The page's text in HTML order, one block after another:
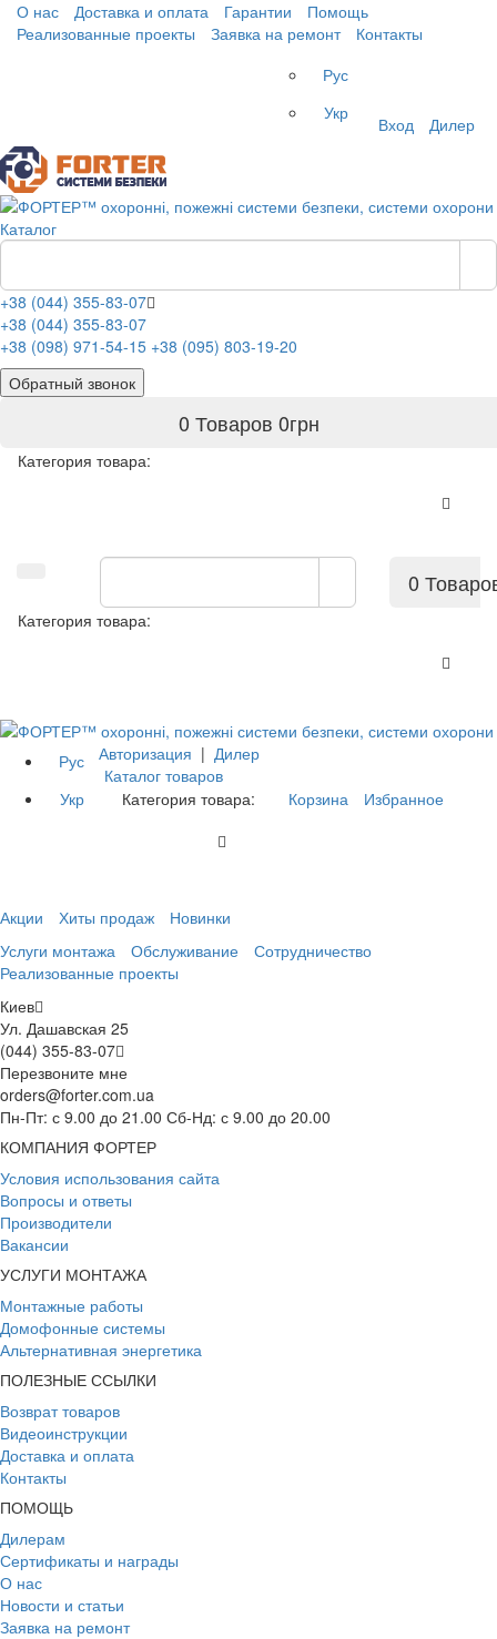
О нас Доставка и оплата Гарантии
Помощь
Реализованные проекты
Заявка на ремонт
Контакты
Рус
Укр
Вход Дилер
Каталог
+38 (044) 355-83-07
+38 (044) 355-83-07
+38 (098) 971-54-15 +38 (095) 803-19-20
Обратный звонок
0 Товаров 0грн
Категория товара:
0
Категория товара:
Рус
Укр
Авторизация | Дилер
Каталог товаров
Категория товара:
Корзина Избранное
Акции Хиты продаж
Новинки
Услуги монтажа
Обслуживание
Сотрудничество
Реализованные проекты
Киев
Ул. Дашавская 25
(044) 355-83-07
Перезвоните мне
orders@forter.com.ua
Пн-Пт: с 9.00 до 21.00 Сб-Нд: с 9.00 до 20.00
КОМПАНИЯ ФОРТЕР
Условия использования сайта
Вопросы и ответы
Производители
Вакансии
УСЛУГИ МОНТАЖА
Монтажные работы
Домофонные системы
Альтернативная энергетика
ПОЛЕЗНЫЕ ССЫЛКИ
Возврат товаров
Видеоинструкции
Доставка и оплата
Контакты
ПОМОЩЬ
Дилерам
Сертификаты и награды
О нас
Новости и статьи
Заявка на ремонт